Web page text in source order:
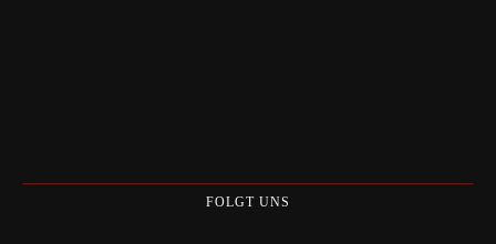
FOLGT UNS